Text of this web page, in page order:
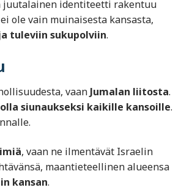
juutalainen identiteetti rakentuu
ole vain muinaisesta kansasta,
tuleviin sukupolviin.
vaan Jumalan liitosta.
olla siunaukseksi kaikille kansoille.
, vaan ne ilmentävät Israelin
maantieteellinen alueensa
kansan.